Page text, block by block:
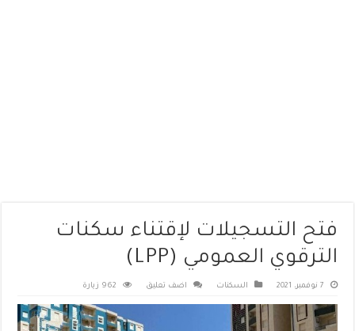
فتح التسجيلات لإقتناء سكنات
الترقوي العمومي (LPP)
7 نوفمبر، 2021 السكنات اضف تعليق 962 زيارة